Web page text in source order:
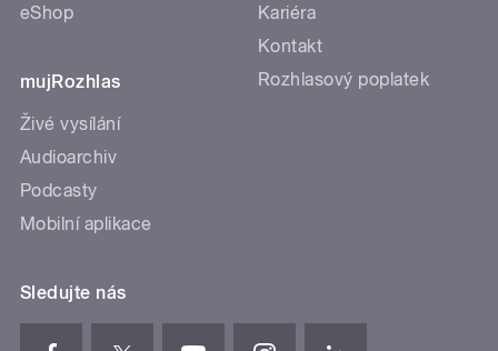
eShop
mujRozhlas
Živé vysílání
Audioarchiv
Podcasty
Mobilní aplikace
Kariéra
Kontakt
Rozhlasový poplatek
Sledujte nás